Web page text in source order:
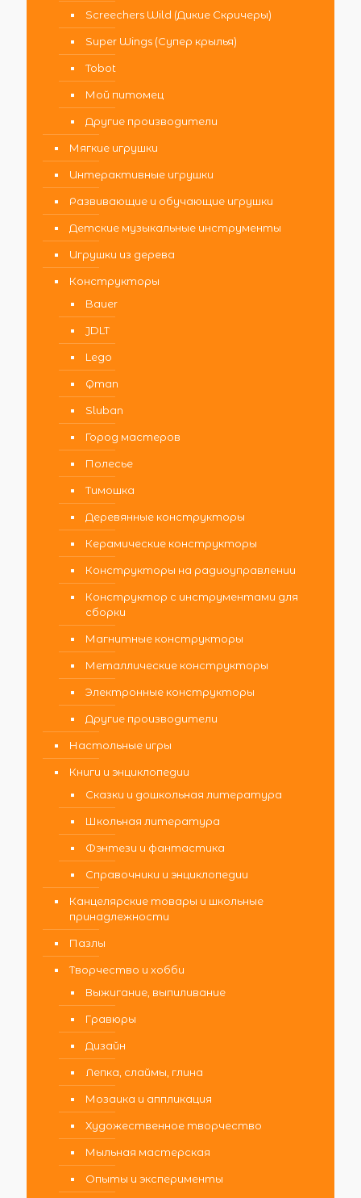
Screechers Wild (Дикие Скричеры)
Super Wings (Супер крылья)
Tobot
Мой питомец
Другие производители
Мягкие игрушки
Интерактивные игрушки
Развивающие и обучающие игрушки
Детские музыкальные инструменты
Игрушки из дерева
Конструкторы
Bauer
JDLT
Lego
Qman
Sluban
Город мастеров
Полесье
Тимошка
Деревянные конструкторы
Керамические конструкторы
Конструкторы на радиоуправлении
Конструктор с инструментами для
сборки
Магнитные конструкторы
Металлические конструкторы
Электронные конструкторы
Другие производители
Настольные игры
Книги и энциклопедии
Сказки и дошкольная литература
Школьная литература
Фэнтези и фантастика
Справочники и энциклопедии
Канцелярские товары и школьные
принадлежности
Пазлы
Творчество и хобби
Выжигание, выпиливание
Гравюры
Дизайн
Лепка, слаймы, глина
Мозаика и аппликация
Художественное творчество
Мыльная мастерская
Опыты и эксперименты